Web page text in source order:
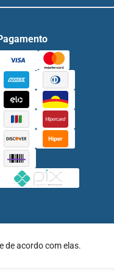
de acordo com elas.